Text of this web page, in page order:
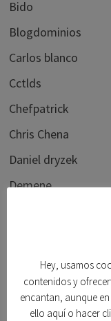
Bido
Blogdominios
Carlos blanco
Cctlds
Chefpatrick
Chris Chena
Daniel dryzek
Demene
Domain name wire
Domaining
Dominios clave
Hey, usamos
contenidos y
encantan, aunque
ello aquí o hacer